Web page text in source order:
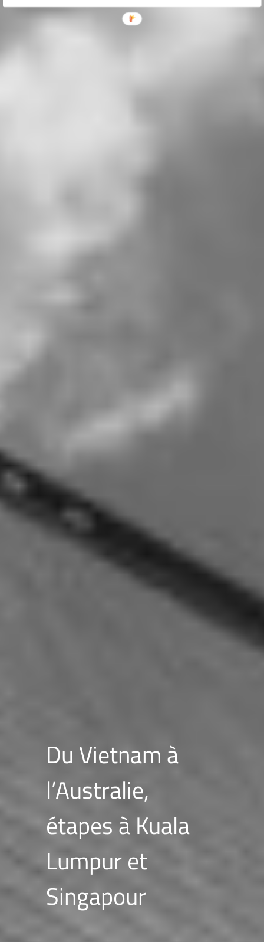
Du Vietnam à
l’Australie,
étapes à Kuala
Lumpur et
Singapour